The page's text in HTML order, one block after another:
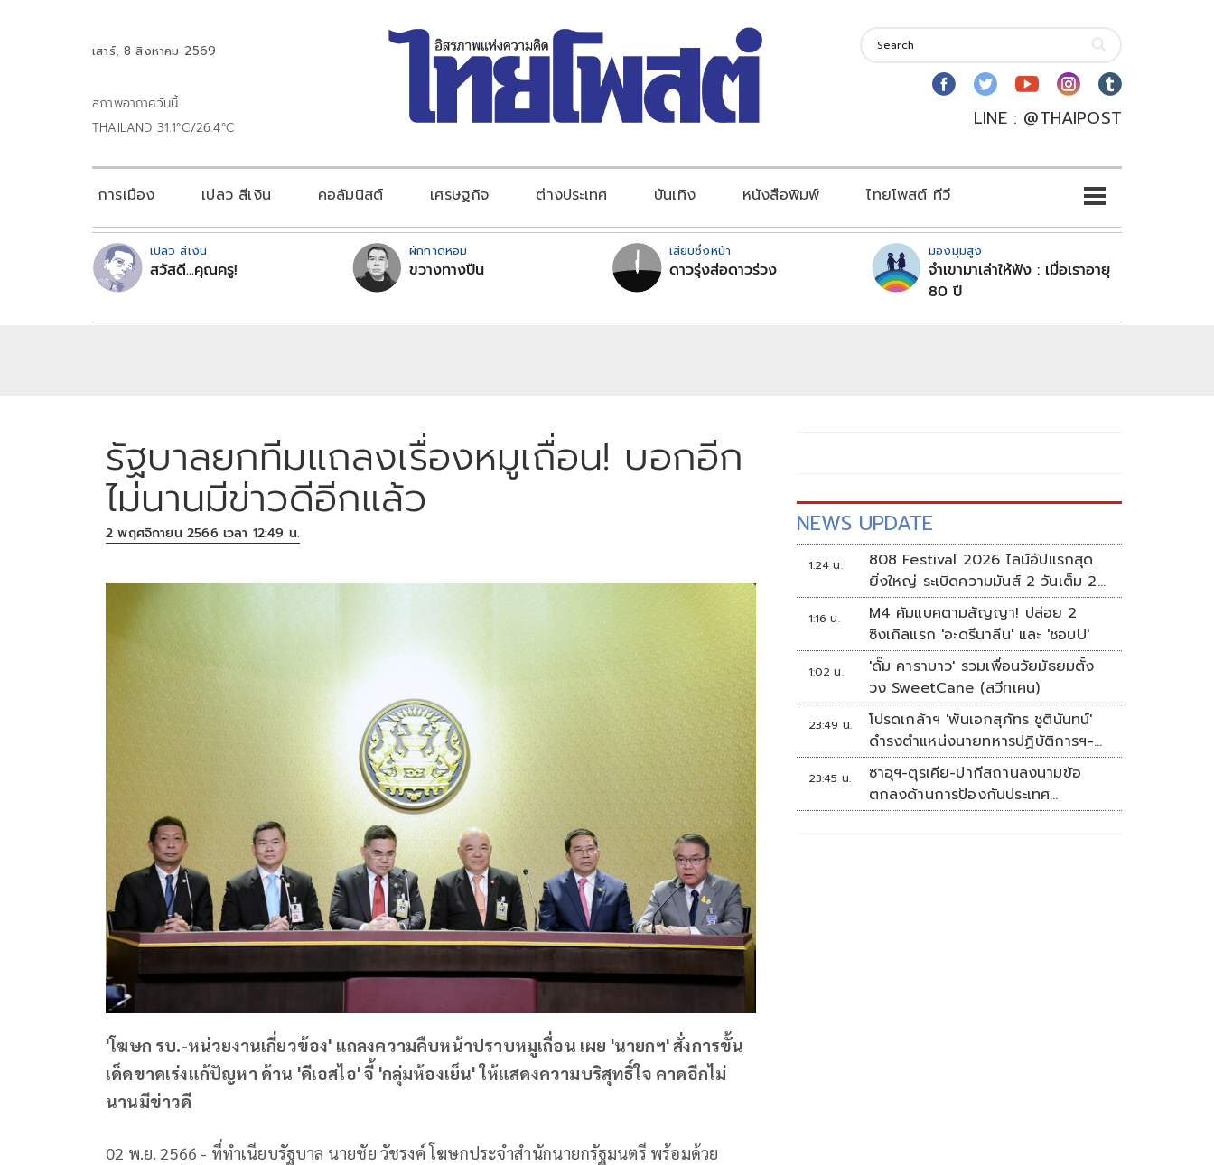
เสาร์, 8 สิงหาคม 2569
สภาพอากาศวันนี้
THAILAND 31.1°C/26.4°C
LINE : @THAIPOST
การเมือง เปลว สีเงิน คอลัมนิสต์ เศรษฐกิจ ต่างประเทศ บันเทิง หนังสือพิมพ์ ไทยโพสต์ ทีวี
เปลว สีเงิน
สวัสดี...คุณครู!
ผักกาดหอม
ขวางทางปืน
เสียบซึ่งหน้า
ดาวรุ่งส่อดาวร่วง
มองมุมสูง
จำเขามาเล่าให้ฟัง : เมื่อเราอายุ
80 ปี
รัฐบาลยกทีมแถลงเรื่องหมูเถื่อน! บอกอีก
ไม่นานมีข่าวดีอีกแล้ว
2 พฤศจิกายน 2566 เวลา 12:49 น.
'โฆษก รบ.-หน่วยงานเกี่ยวข้อง' แถลงความคืบหน้าปราบหมูเถื่อน เผย 'นายกฯ' สั่งการขั้น
เด็ดขาดเร่งแก้ปัญหา ด้าน 'ดีเอสไอ' จี้ 'กลุ่มห้องเย็น' ให้แสดงความบริสุทธิ์ใจ คาดอีกไม่
นานมีข่าวดี
02 พ.ย. 2566 - ที่ทำเนียบรัฐบาล นายชัย วัชรงค์ โฆษกประจำสำนักนายกรัฐมนตรี พร้อมด้วย
NEWS UPDATE
1:24 น.
808 Festival 2026 ไลน์อัปแรกสุด
ยิ่งใหญ่ ระเบิดความมันส์ 2 วันเต็ม 2-
3 ต.ค.นี้
1:16 น.
M4 คัมแบคตามสัญญา! ปล่อย 2
ซิงเกิลแรก 'อะดรีนาลีน' และ 'ชอบU'
1:02 น.
'ดั๊ม คาราบาว' รวมเพื่อนวัยมัธยมตั้ง
วง SweetCane (สวีทเคน)
23:49 น.
โปรดเกล้าฯ 'พันเอกสุภัทร ชูตินันทน์'
ดำรงตำแหน่งนายทหารปฏิบัติการฯ-
พระราชทานยศ 'พลตรี'
23:45 น.
ซาอุฯ-ตุรเคีย-ปากีสถานลงนามข้อ
ตกลงด้านการป้องกันประเทศ
ท่ามกลางสงครามในภูมิภาค